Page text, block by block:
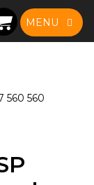
560 560
NÁKUPNÍ
KOŠÍK